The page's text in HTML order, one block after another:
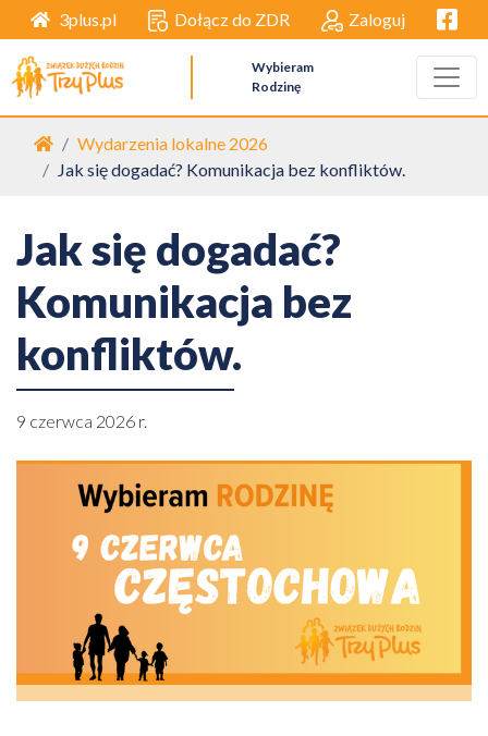
3plus.pl Dołącz do ZDR Zaloguj
Wybieram
Rodzinę
Strona główna
Wydarzenia lokalne 2026
Jak się dogadać? Komunikacja bez konfliktów.
Jak się dogadać?
Komunikacja bez
konfliktów.
9 czerwca 2026 r.